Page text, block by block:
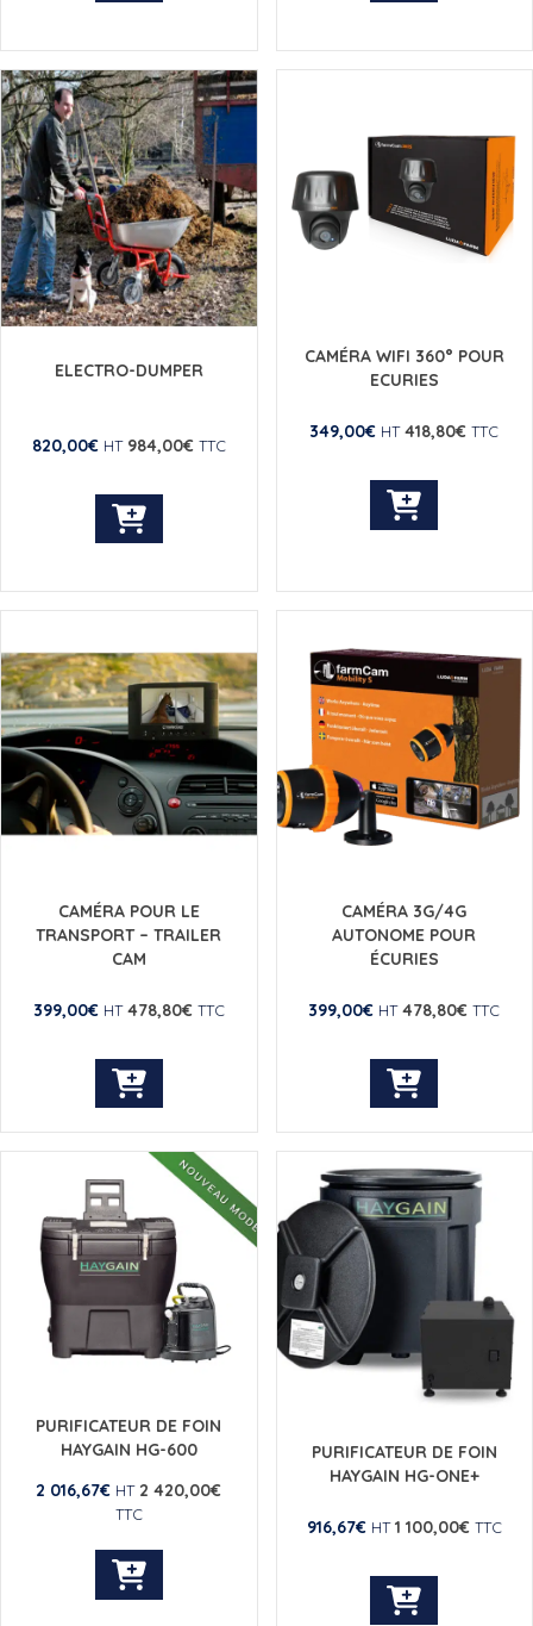
ELECTRO-DUMPER
820,00€HT 984,00€ TTC
CAMÉRA WIFI 360° POUR
ECURIES
349,00€ HT418,80€ TTC
CAMÉRA POUR LE
TRANSPORT – TRAILER
CAM
399,00€HT478,80€ TTC
CAMÉRA 3G/4G
AUTONOME POUR
ÉCURIES
399,00€ HT478,80€ TTC
PURIFICATEUR DE FOIN
HAYGAIN HG-600
2 016,67€ HT 2 420,00€
TTC
PURIFICATEUR DE FOIN
HAYGAIN HG-ONE+
916,67€HT1 100,00€ TTC